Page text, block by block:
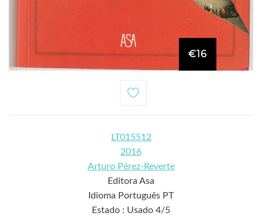
€16
LT015512
2016
Arturo Pérez-Reverte
Editora Asa
Idioma Português PT
Estado : Usado 4/5